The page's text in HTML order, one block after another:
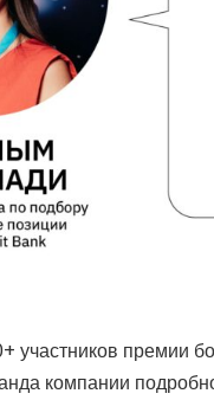
участников премии
компании